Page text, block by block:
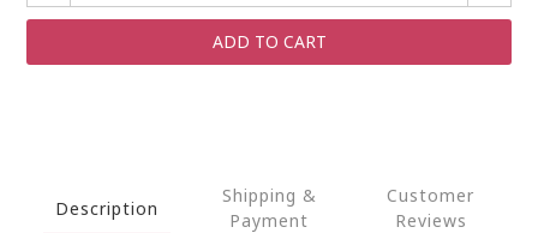
ADD TO CART
Description
Shipping &
Payment
Customer
Reviews